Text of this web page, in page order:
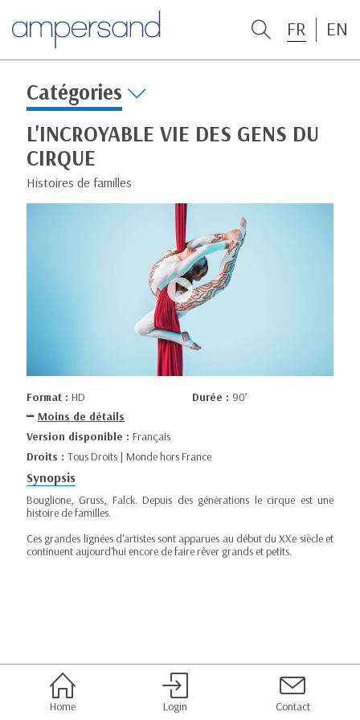
FR EN
Catégories
L'INCROYABLE VIE DES GENS DU
CIRQUE
Histoires de familles
Format : HD Durée : 90’
Moins de détails
Version disponible : Français
Droits : Tous Droits | Monde hors France
Synopsis
Bouglione, Gruss, Falck. Depuis des générations le cirque est une
histoire de familles.
Ces grandes lignées d'artistes sont apparues au début du XXe siècle et
continuent aujourd'hui encore de faire rêver grands et petits.
Home Login Contact